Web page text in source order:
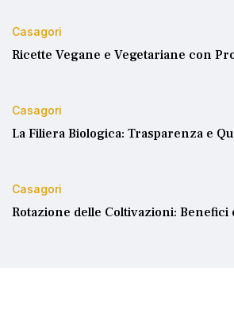
Casagori
Ricette Vegane e Vegetariane con
Casagori
La Filiera Biologica: Trasparenza e
Casagori
Rotazione delle Coltivazioni: Benefici